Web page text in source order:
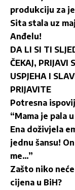
produkciju za
Sita stala uz
Anđelu!
DA LI SI TI
ČEKAJ, PRIJAVI
USPJEHA I
PRIJAVITE
Potresna
“Mama je pala
Ena doživjela
jednu šansu!
me…”
Zašto niko
cijena u BiH?